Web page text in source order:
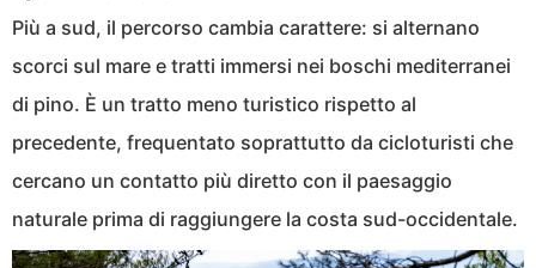
Più a sud, il percorso cambia carattere: si alternano
scorci sul mare e tratti immersi nei boschi mediterranei
di pino. È un tratto meno turistico rispetto al
precedente, frequentato soprattutto da cicloturisti che
cercano un contatto più diretto con il paesaggio
naturale prima di raggiungere la costa sud-occidentale.